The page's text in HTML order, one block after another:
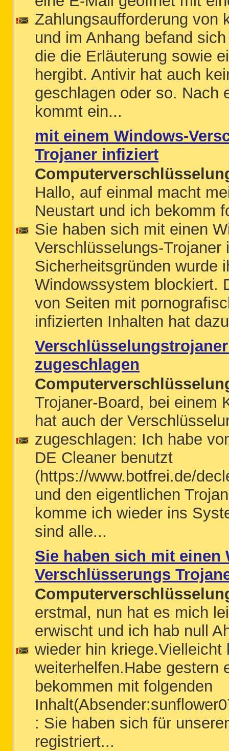
Zahlungsaufforderung von
und im Anhang befand
die die Erläuterung sowie
hergibt. Antivir hat auch
geschlagen oder so. Nach
kommt ein...
mit einem Windows-
Trojaner infiziert
Hallo, auf einmal macht
Neustart und ich bekomm
Sie haben sich mit einen
Verschlüsselungs-Trojaner
Sicherheitsgründen wurde
Windowssystem blockiert.
von Seiten mit
infizierten Inhalten hat
zugeschlagen
Trojaner-Board, bei einem
hat auch der
zugeschlagen: Ich habe
DE Cleaner benutzt
(https://www.botfrei.de/
und den eigentlichen
komme ich wieder ins
sind alle...
Sie haben sich mit einen
Verschlüsserungs
erstmal, nun hat es mich
erwischt und ich hab null
wieder hin kriege.Vielleicht
weiterhelfen.Habe gestern
bekommen mit folgenden
: Sie haben sich für
registriert...